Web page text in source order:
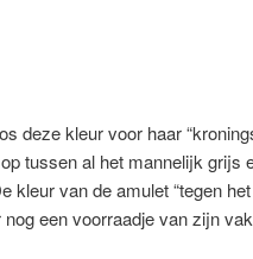
deze kleur voor haar
tussen al het mannelijk grijs
kleur van de amulet “tegen
een voorraadje van zijn